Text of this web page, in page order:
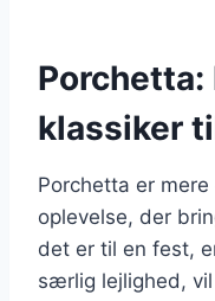
Porchetta:
klassiker
Porchetta er
oplevelse, der
det er til en fest,
særlig lejlighed,